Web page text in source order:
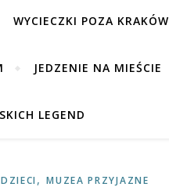
WYCIECZKI POZA KRAKÓW
JEDZENIE NA MIEŚCIE
LEGEND
,MUZEA PRZYJAZNE